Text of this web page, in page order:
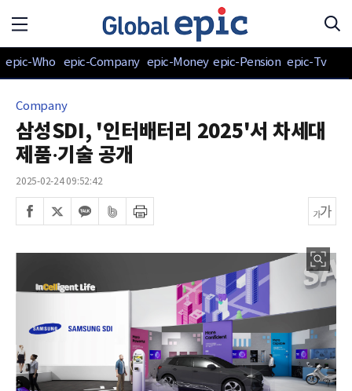
epic-Who epic-Company epic-Money epic-Pension epic-Tv
Company
삼성SDI, '인터배터리 2025'서 차세대
제품·기술 공개
2025-02-24 09:52:42